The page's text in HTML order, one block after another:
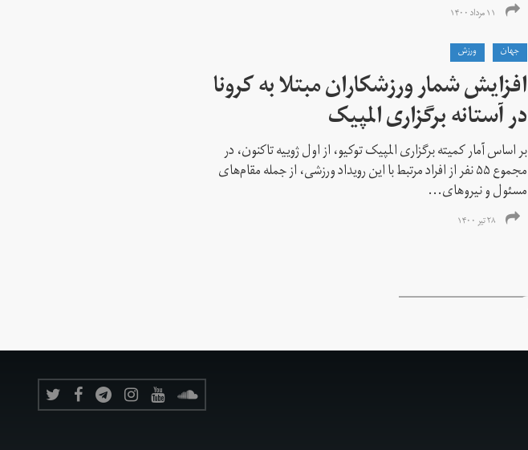
۱۱ مرداد ۱۴۰۰
جهان
ورزش
افزایش شمار ورزشکاران مبتلا به کرونا
در آستانه برگزاری المپیک
بر اساس آمار کمیته برگزاری المپیک توکیو، از اول ژوییه تاکنون، در
مجموع ۵۵ نفر از افراد مرتبط با این رویداد ورزشی، از جمله مقام‌های
مسئول و نیروهای...
۲۸ تیر ۱۴۰۰